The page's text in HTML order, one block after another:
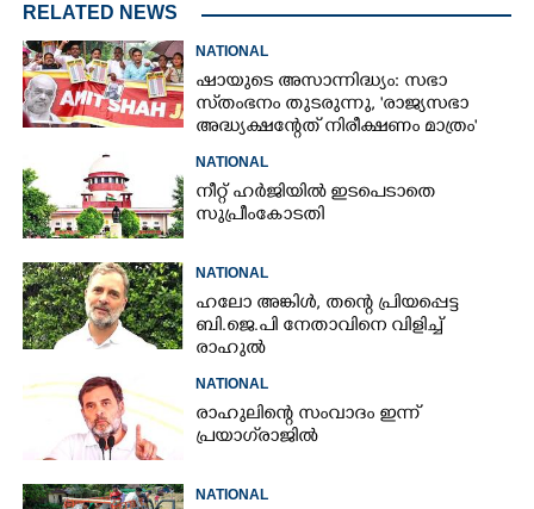
RELATED NEWS
NATIONAL
ഷായുടെ അസാന്നിദ്ധ്യം: സഭാ
സ്‌തംഭനം തുടരുന്നു, 'രാജ്യസഭാ
അദ്ധ്യക്ഷന്റേത് നിരീക്ഷണം മാത്രം'
NATIONAL
നീറ്റ് ഹർജിയിൽ ഇടപെടാതെ
സുപ്രീംകോടതി
NATIONAL
ഹലോ അങ്കിൾ,​ തന്റെ പ്രിയപ്പെട്ട
ബി.ജെ.പി നേതാവിനെ വിളിച്ച്
രാഹുൽ
NATIONAL
രാഹുലിന്റെ സംവാദം ഇന്ന്
പ്രയാഗ്‌രാജിൽ
NATIONAL